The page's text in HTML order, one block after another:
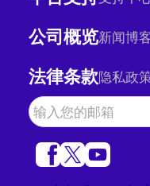
公司概览新闻博
法律条款隐私政